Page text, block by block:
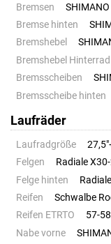
Bremsen
Bremse hinten
Bremshebel
Bremshebel Hinterrad
Bremsscheiben
Bremsscheibe hinten
Laufräder
Laufradgröße
Felgen
Radiale
Felge hinten
Reifen
Schwalbe
Reifen ETRTO
57-
Nabe vorne